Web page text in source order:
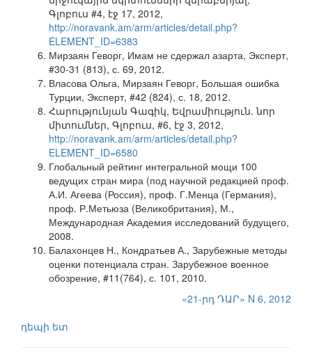
Գլոբուս #4, էջ 17, 2012,
http://noravank.am/arm/articles/detail.php?
ELEMENT_ID=6383
Мирзаян Геворг, Имам не сдержал азарта, Эксперт,
#30-31 (813), с. 69, 2012.
Власова Ольга, Мирзаян Геворг, Большая ошибка
Турции, Эксперт, #42 (824), с. 18, 2012.
Հարությունյան Գագիկ, Եվրամիություն. նոր
միտումներ, Գլոբուս, #6, էջ 3, 2012,
http://noravank.am/arm/articles/detail.php?
ELEMENT_ID=6580
Глобальный рейтинг интегральной мощи 100
ведущих стран мира (под научной редакцией проф.
А.И. Агеева (Россия), проф. Г.Менца (Германия),
проф. Р.Метьюза (Великобритания), М.,
Международная Академия исследований будущего,
2008.
Балахонцев Н., Кондратьев А., Зарубежные методы
оценки потенциала стран. Зарубежное военное
обозрение, #11(764), с. 101, 2010.
«21-րդ ԴԱՐ» N 6, 2012
դեպի ետ